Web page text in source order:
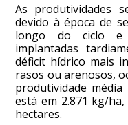
As produtividades
devido à época de
longo do ciclo e
implantadas
déficit hídrico mais
rasos ou arenosos,
produtividade média
está em 2.871 kg/
hectares.